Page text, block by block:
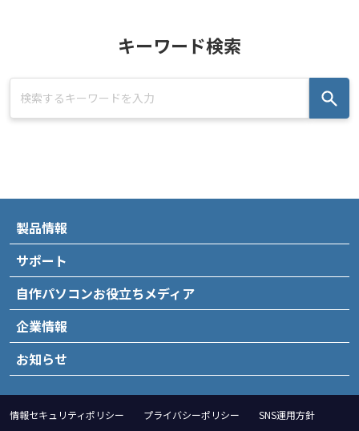
キーワード検索
製品情報
サポート
自作パソコンお役立ちメディア
企業情報
お知らせ
情報セキュリティポリシー プライバシーポリシー SNS運用方針